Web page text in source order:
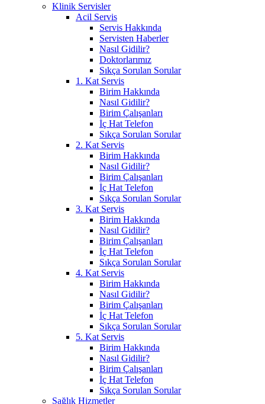
Klinik Servisler
Acil Servis
Servis Hakkında
Servisten Haberler
Nasıl Gidilir?
Doktorlarımız
Sıkça Sorulan Sorular
1. Kat Servis
Birim Hakkında
Nasıl Gidilir?
Birim Çalışanları
İç Hat Telefon
Sıkça Sorulan Sorular
2. Kat Servis
Birim Hakkında
Nasıl Gidilir?
Birim Çalışanları
İç Hat Telefon
Sıkça Sorulan Sorular
3. Kat Servis
Birim Hakkında
Nasıl Gidilir?
Birim Çalışanları
İç Hat Telefon
Sıkça Sorulan Sorular
4. Kat Servis
Birim Hakkında
Nasıl Gidilir?
Birim Çalışanları
İç Hat Telefon
Sıkça Sorulan Sorular
5. Kat Servis
Birim Hakkında
Nasıl Gidilir?
Birim Çalışanları
İç Hat Telefon
Sıkça Sorulan Sorular
Sağlık Hizmetler